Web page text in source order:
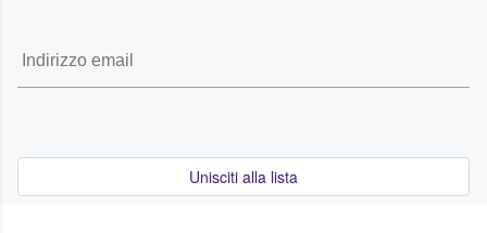
Unisciti alla lista